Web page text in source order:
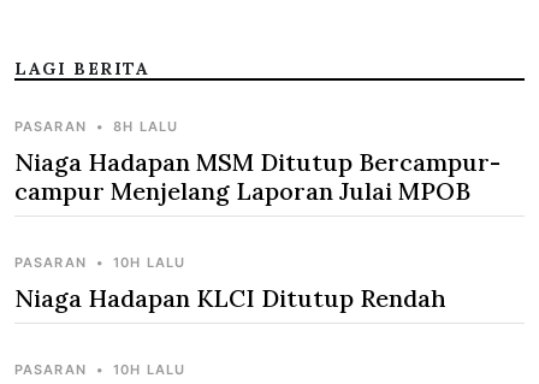
LAGI BERITA
PASARAN • 8H LALU
Niaga Hadapan MSM Ditutup Bercampur-
campur Menjelang Laporan Julai MPOB
PASARAN • 10H LALU
Niaga Hadapan KLCI Ditutup Rendah
PASARAN • 10H LALU